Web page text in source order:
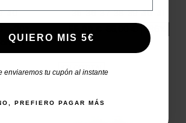
40
35 36 37 38 39 40
Precio base-36%
¡EN OFERTA!
QUIERO MIS 5€
enviaremos tu cupón al instante
PREFIERO PAGAR MÁS